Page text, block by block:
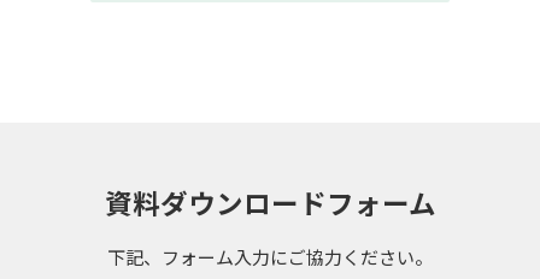
資料ダウンロードフォーム
下記、フォーム入力にご協力ください。